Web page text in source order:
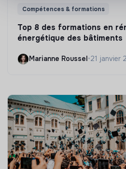
Compétences & formations
Top 8 des formations en
énergétique des bâtiments
Marianne Roussel•21 janvier